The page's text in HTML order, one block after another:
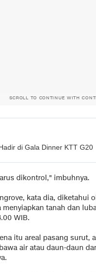
SCROLL TO CONTINUE WITH
di Gala Dinner KTT G20
dikontrol," imbuhnya.
kata dia, diketahui
menyiapkan tanah dan
WIB.
itu areal pasang surut,
air atau daun-daun